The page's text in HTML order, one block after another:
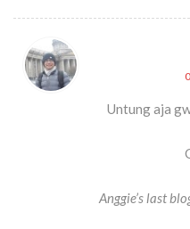
Untung aja
Anggie’s last